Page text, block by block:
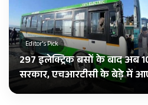
Editor's Pick
297 इलेक्ट्रिक बसों के बाद अब
सरकार, एचआरटीसी के बेड़े में